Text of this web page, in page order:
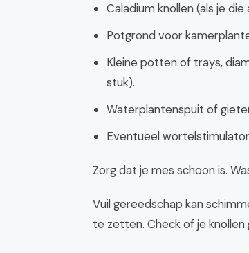
Caladium knollen (als je
Potgrond voor
Kleine potten of trays,
stuk).
Waterplantenspuit of
Eventueel
Zorg dat je mes schoon is.
Vuil gereedschap kan
te zetten. Check of je knollen